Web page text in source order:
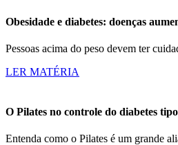
Obesidade e diabetes: doenças
Pessoas acima do peso devem ter
LER MATÉRIA
O Pilates no controle do diabetes
Entenda como o Pilates é um grande